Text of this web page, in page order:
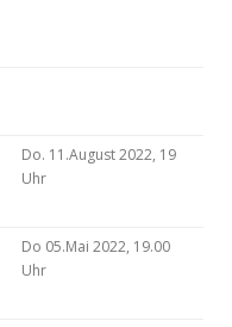
Do. 11.August 2022, 19
Uhr
Do 05.Mai 2022, 19.00
Uhr